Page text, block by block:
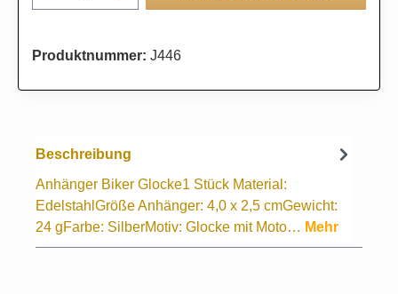
Produktnummer: J446
Beschreibung
Anhänger Biker Glocke1 Stück Material:
EdelstahlGröße Anhänger: 4,0 x 2,5 cmGewicht:
24 gFarbe: SilberMotiv: Glocke mit Moto… Mehr